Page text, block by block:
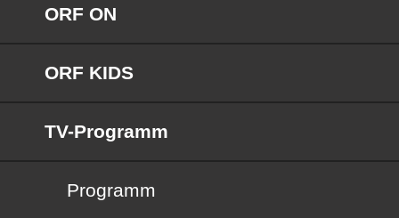
ORF ON
ORF KIDS
TV-Programm
Programm